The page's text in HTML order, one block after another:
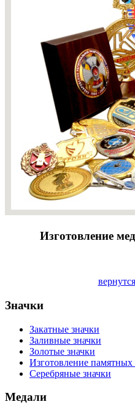
Изготовление
Значки
Закатные значки
Заливные значки
Золотые значки
Изготовление памятных
Серебряные значки
Медали